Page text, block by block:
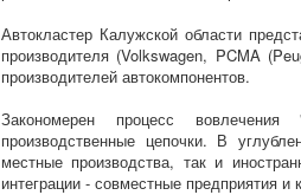
Автокластер Калужской области
производителя (Volkswagen, PCMA
производителей автокомпонентов.
Закономерен процесс
производственные цепочки. В
местные производства, так и
интеграции - совместные предприятия и